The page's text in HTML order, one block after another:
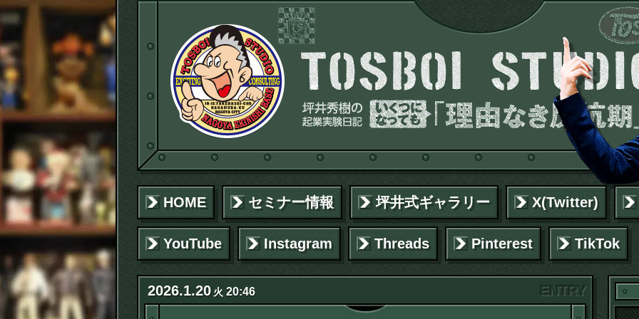
HOME セミナー情報 坪井式ギャラリー X(Twitter)
YouTube Instagram Threads Pinterest TikTok
2026.1.20 火 20:46